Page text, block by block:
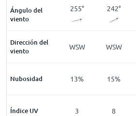
Ángulo del
viento
252 255° 242°
Dirección del
viento WSW WSW WSW
Nubosidad
17% 13% 15%
Índice UV 3 8